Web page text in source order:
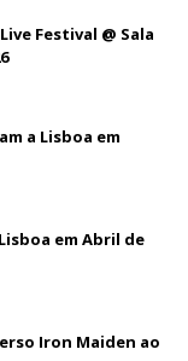
Festival @ Sala
a Lisboa em
em Abril de
Iron Maiden ao